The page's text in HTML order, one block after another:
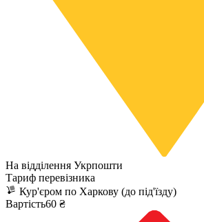
На відділення Укрпошти
Тариф перевізника
Кур'єром по Харкову (до під'їзду)
Вартість60 ₴